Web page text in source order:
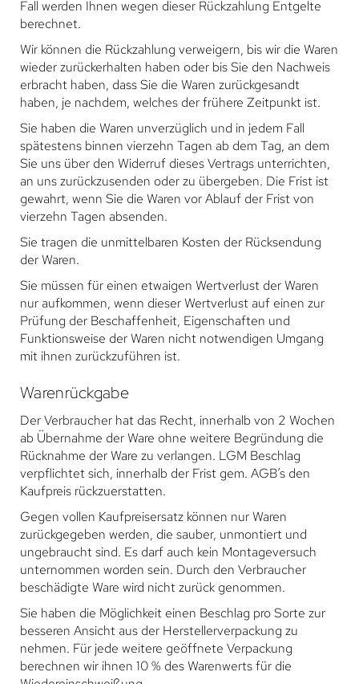
Fall werden Ihnen wegen dieser Rückzahlung Entgelte
berechnet.
Wir können die Rückzahlung verweigern, bis wir die Waren
wieder zurückerhalten haben oder bis Sie den Nachweis
erbracht haben, dass Sie die Waren zurückgesandt
haben, je nachdem, welches der frühere Zeitpunkt ist.
Sie haben die Waren unverzüglich und in jedem Fall
spätestens binnen vierzehn Tagen ab dem Tag, an dem
Sie uns über den Widerruf dieses Vertrags unterrichten,
an uns zurückzusenden oder zu übergeben. Die Frist ist
gewahrt, wenn Sie die Waren vor Ablauf der Frist von
vierzehn Tagen absenden.
Sie tragen die unmittelbaren Kosten der Rücksendung
der Waren.
Sie müssen für einen etwaigen Wertverlust der Waren
nur aufkommen, wenn dieser Wertverlust auf einen zur
Prüfung der Beschaffenheit, Eigenschaften und
Funktionsweise der Waren nicht notwendigen Umgang
mit ihnen zurückzuführen ist.
Warenrückgabe
Der Verbraucher hat das Recht, innerhalb von 2 Wochen
ab Übernahme der Ware ohne weitere Begründung die
Rücknahme der Ware zu verlangen. LGM Beschlag
verpflichtet sich, innerhalb der Frist gem. AGB’s den
Kaufpreis rückzuerstatten.
Gegen vollen Kaufpreisersatz können nur Waren
zurückgegeben werden, die sauber, unmontiert und
ungebraucht sind. Es darf auch kein Montageversuch
unternommen worden sein. Durch den Verbraucher
beschädigte Ware wird nicht zurück genommen.
Sie haben die Möglichkeit einen Beschlag pro Sorte zur
besseren Ansicht aus der Herstellerverpackung zu
nehmen. Für jede weitere geöffnete Verpackung
berechnen wir ihnen 10 % des Warenwerts für die